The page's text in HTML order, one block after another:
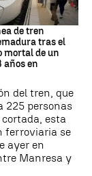
de tren
tras el
de un
años en
del tren, que
225 personas
esta
ferroviaria se
ayer en
Manresa y